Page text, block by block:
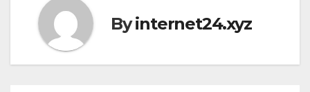
Byinternet24.xyz